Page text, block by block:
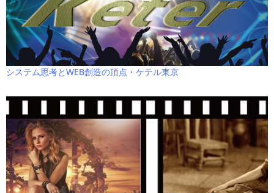
システム思考とWEB創造の頂点・ケテル東京